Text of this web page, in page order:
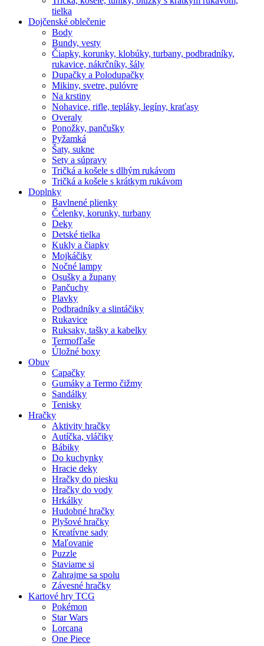
tielka
Dojčenské oblečenie
Body
Bundy, vesty
Čiapky, korunky, klobúky, turbany, podbradníky,
rukavice, nákrčníky, šály
Dupačky a Polodupačky
Mikiny, svetre, pulóvre
Na krstiny
Nohavice, rifle, tepláky, legíny, kraťasy
Overaly
Ponožky, pančušky
Pyžamká
Šaty, sukne
Sety a súpravy
Tričká a košele s dlhým rukávom
Tričká a košele s krátkym rukávom
Doplnky
Bavlnené plienky
Čelenky, korunky, turbany
Deky
Detské tielka
Kukly a čiapky
Mojkáčiky
Nočné lampy
Osušky a župany
Pančuchy
Plavky
Podbradníky a slintáčiky
Rukavice
Ruksaky, tašky a kabelky
Termofľaše
Úložné boxy
Obuv
Capačky
Gumáky a Termo čižmy
Sandálky
Tenisky
Hračky
Aktivity hračky
Autíčka, vláčiky
Bábiky
Do kuchynky
Hracie deky
Hračky do piesku
Hračky do vody
Hrkálky
Hudobné hračky
Plyšové hračky
Kreatívne sady
Maľovanie
Puzzle
Staviame si
Zahrajme sa spolu
Závesné hračky
Kartové hry TCG
Pokémon
Star Wars
Lorcana
One Piece